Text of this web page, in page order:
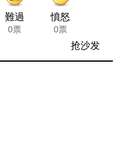
難過
0票
憤怒
0票
抢沙发